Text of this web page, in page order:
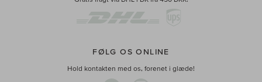
FØLG OS ONLINE
Hold kontakten med os, forenet i glæde!